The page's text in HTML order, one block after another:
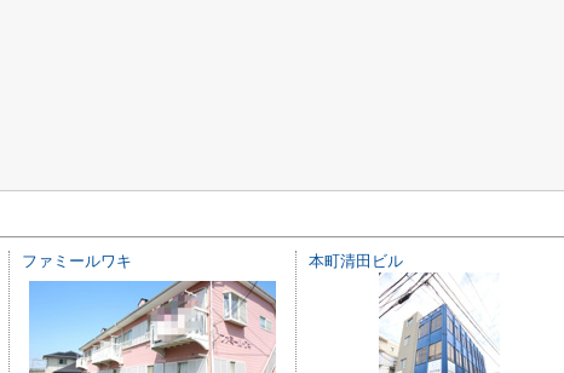
ファミールワキ 本町清田ビル